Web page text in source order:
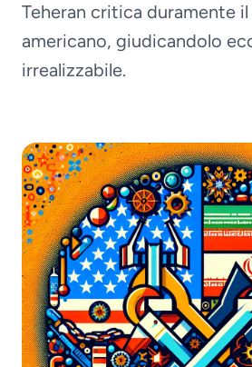
Teheran critica duramente
americano, giudicandolo
irrealizzabile.